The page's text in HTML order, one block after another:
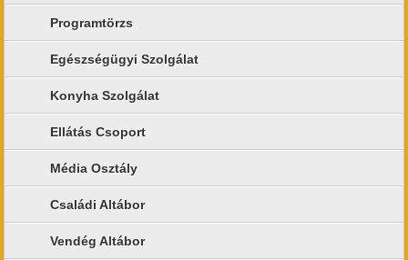
Programtörzs
Egészségügyi Szolgálat
Konyha Szolgálat
Ellátás Csoport
Média Osztály
Családi Altábor
Vendég Altábor